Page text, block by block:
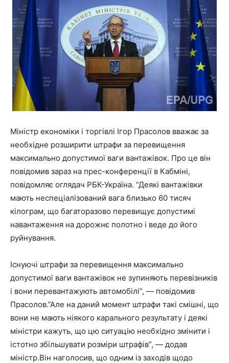
Міністр економіки і торгівлі Ігор Прасолов вважає за
необхідне розширити штрафи за перевищення
максимально допустимої ваги вантажівок. Про це він
повідомив зараз на прес-конференції в Кабміні,
повідомляє оглядач РБК-Україна. “Деякі вантажівки
мають неспеціалізований вага близько 60 тисяч
кілограм, що багаторазово перевищує допустимі
навантаження на дорожнє полотно і веде до його
руйнування.
Існуючі штрафи за перевищення максимально
допустимої ваги вантажівок не зупиняють перевізників
і вони перевантажують автомобілі”, — повідомив
Прасолов.”Але на даний момент штрафи такі смішні, що
вони не мають ніякого карального результату і деякі
міністри кажуть, що цю ситуацію необхідно змінити і
істотно збільшувати розміри штрафів”, — додав
міністр.Він наголосив, що одним із заходів щодо